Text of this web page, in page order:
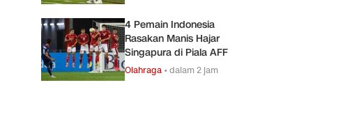
4 Pemain Indonesia
Rasakan Manis Hajar
Singapura di Piala AFF
Olahraga •dalam 2 jam